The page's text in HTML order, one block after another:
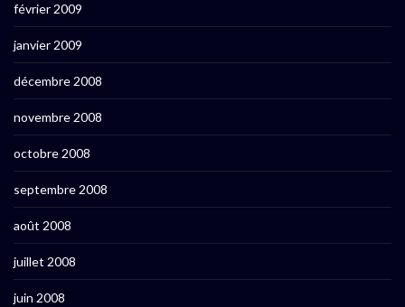
février 2009
janvier 2009
décembre 2008
novembre 2008
octobre 2008
septembre 2008
août 2008
juillet 2008
juin 2008